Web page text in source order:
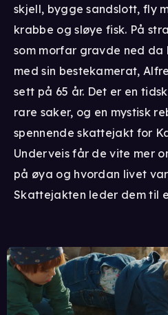
skjell, bygge sandslott, fly
krabbe og sløye fisk. På
som morfar gravde ned da
med sin bestekamerat,
sett på 65 år. Det er en
rare saker, og en mystisk
spennende skattejakt for
Underveis får de vite mer
på øya og hvordan livet
Skattejakten leder dem til